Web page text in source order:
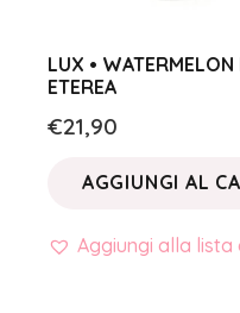
LUX •
ETEREA
€21,90
AGGIUNGI AL
Aggiungi alla lista